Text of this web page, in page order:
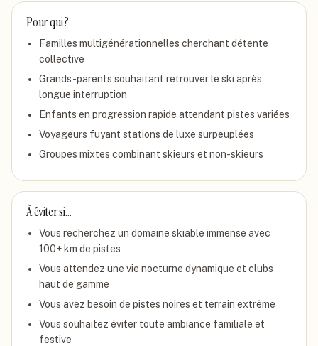
Pour qui ?
Familles multigénérationnelles cherchant détente
collective
Grands-parents souhaitant retrouver le ski après
longue interruption
Enfants en progression rapide attendant pistes variées
Voyageurs fuyant stations de luxe surpeuplées
Groupes mixtes combinant skieurs et non-skieurs
À éviter si…
Vous recherchez un domaine skiable immense avec
100+ km de pistes
Vous attendez une vie nocturne dynamique et clubs
haut de gamme
Vous avez besoin de pistes noires et terrain extrême
Vous souhaitez éviter toute ambiance familiale et
festive